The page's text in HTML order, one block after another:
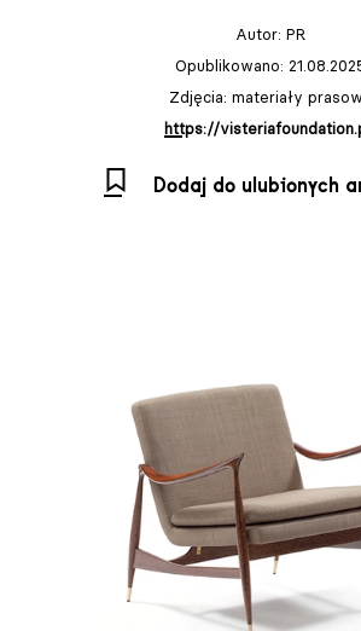
Autor: PR
Opublikowano:
Zdjęcia: materiały
https://
Dodaj do ulubionych